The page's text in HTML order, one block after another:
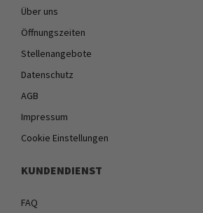
Über uns
Öffnungszeiten
Stellenangebote
Datenschutz
AGB
Impressum
Cookie Einstellungen
KUNDENDIENST
FAQ